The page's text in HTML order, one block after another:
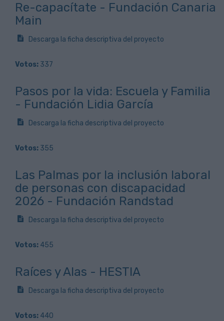
Re-capacítate - Fundación Canaria
Main
Descarga la ficha descriptiva del proyecto
Votos: 337
Pasos por la vida: Escuela y Familia
- Fundación Lidia García
Descarga la ficha descriptiva del proyecto
Votos: 355
Las Palmas por la inclusión laboral
de personas con discapacidad
2026 - Fundación Randstad
Descarga la ficha descriptiva del proyecto
Votos: 455
Raíces y Alas - HESTIA
Descarga la ficha descriptiva del proyecto
Votos: 440